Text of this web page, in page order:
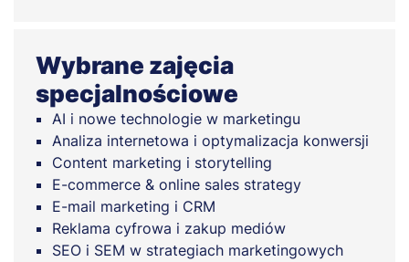
Wybrane zajęcia
specjalnościowe
AI i nowe technologie w marketingu
Analiza internetowa i optymalizacja konwersji
Content marketing i storytelling
E-commerce & online sales strategy
E-mail marketing i CRM
Reklama cyfrowa i zakup mediów
SEO i SEM w strategiach marketingowych